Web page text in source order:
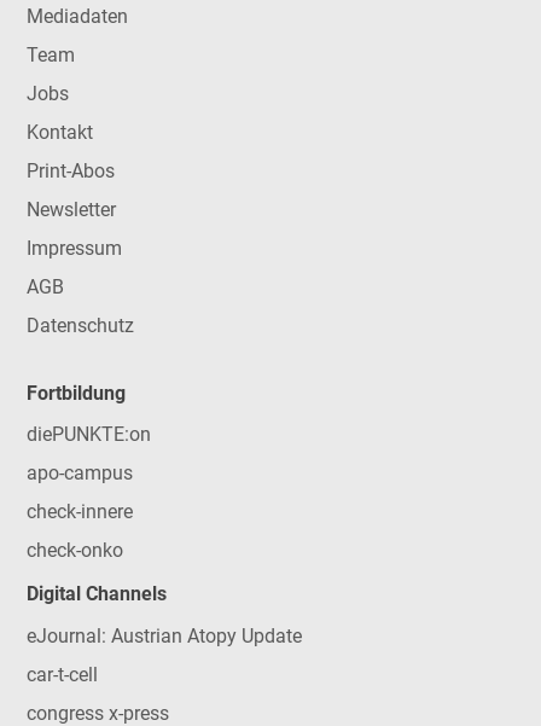
Mediadaten
Team
Jobs
Kontakt
Print-Abos
Newsletter
Impressum
AGB
Datenschutz
Fortbildung
diePUNKTE:on
apo-campus
check-innere
check-onko
Digital Channels
eJournal: Austrian Atopy Update
car-t-cell
congress x-press